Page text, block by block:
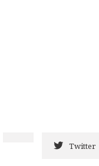
Twitter